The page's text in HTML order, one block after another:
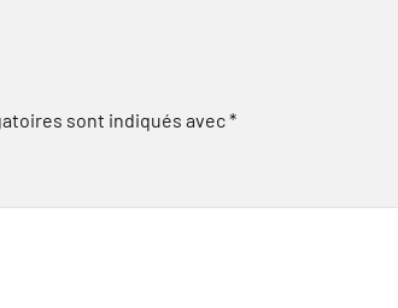
sont indiqués avec*